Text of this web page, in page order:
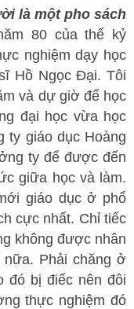
là một pho sách
80 của thế kỷ
nghiệm dạy học
Hồ Ngọc Đại. Tôi
và dự giờ để học
đại học vừa học
ty giáo dục Hoàng
ty để được đến
giữa học và làm.
giáo dục ở phổ
cực nhất. Chỉ tiếc
không được nhân
nữa. Phải chăng ở
đó bị điếc nên đôi
thực nghiệm đó